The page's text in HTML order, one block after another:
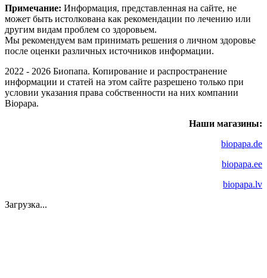
Примечание: Информация, представленная на сайте, не
может быть истолкована как рекомендации по лечению или
другим видам проблем со здоровьем.
Мы рекомендуем вам принимать решения о личном здоровье
после оценки различных источников информации.
2022 - 2026 Биопапа. Копирование и распространение
информации и статей на этом сайте разрешено только при
условии указания права собственности на них компании
Biopapa.
Наши магазины:
biopapa.de
biopapa.ee
biopapa.lv
Загрузка...